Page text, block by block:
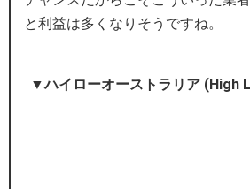
と利益は多くなりそうですね。
▼ハイローオーストラリア